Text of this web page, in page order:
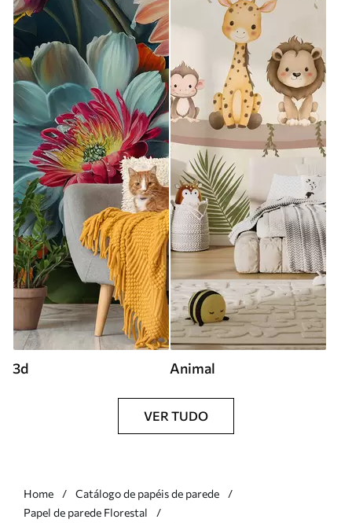
3d Animal
VER TUDO
Home
Catálogo de papéis de parede
Papel de parede Florestal